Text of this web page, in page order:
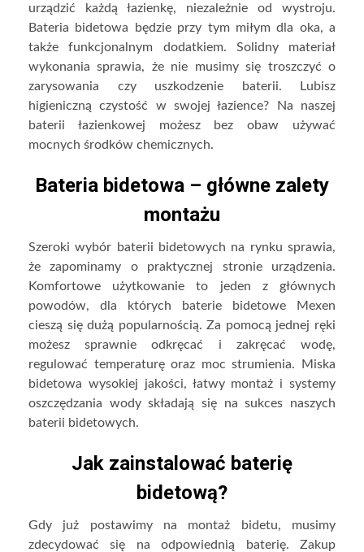
urządzić każdą łazienkę, niezależnie od wystroju.
Bateria bidetowa będzie przy tym miłym dla oka, a
także funkcjonalnym dodatkiem. Solidny materiał
wykonania sprawia, że nie musimy się troszczyć o
zarysowania czy uszkodzenie baterii. Lubisz
higieniczną czystość w swojej łazience? Na naszej
baterii łazienkowej możesz bez obaw używać
mocnych środków chemicznych.
Bateria bidetowa – główne zalety
montażu
Szeroki wybór baterii bidetowych na rynku sprawia,
że zapominamy o praktycznej stronie urządzenia.
Komfortowe użytkowanie to jeden z głównych
powodów, dla których baterie bidetowe Mexen
cieszą się dużą popularnością. Za pomocą jednej ręki
możesz sprawnie odkręcać i zakręcać wodę,
regulować temperaturę oraz moc strumienia. Miska
bidetowa wysokiej jakości, łatwy montaż i systemy
oszczędzania wody składają się na sukces naszych
baterii bidetowych.
Jak zainstalować baterię
bidetową?
Gdy już postawimy na montaż bidetu, musimy
zdecydować się na odpowiednią baterię. Zakup